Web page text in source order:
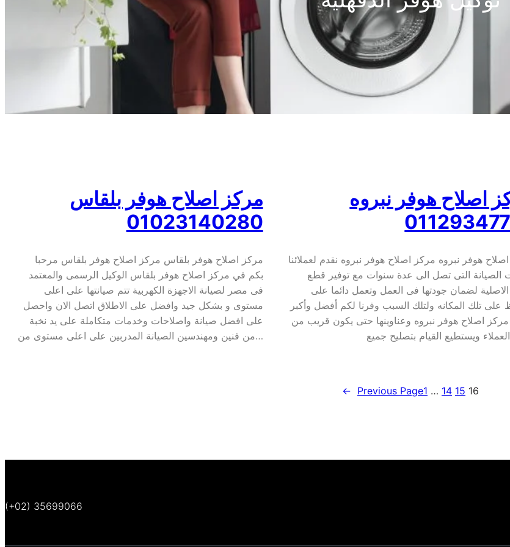
مركز اصلاح هوفر بلقاس
01023140280
مركز اصلاح هوفر بلقاس مركز اصلاح هوفر بلقاس مرحبا
بكم في مركز اصلاح هوفر بلقاس الوكيل الرسمى والمعتمد
فى مصر لصيانة الاجهزة الكهربية تتم صيانتها على اعلى
مستوى و بشكل جيد وافضل على الاطلاق اتصل الان واحصل
على افضل صيانة واصلاحات وخدمات متكاملة على يد نخبة
من فنين ومهندسين الصيانة المدربين على اعلى مستوى من…
اصلاح هوفر نبروه
هوفر نبروه مركز اصلاح هوفر نبروه نقدم لعملائنا
الصيانة التى تصل الى عدة سنوات مع توفير قطع
الاصلية لضمان جودتها فى العمل وتعمل دائما على
على تلك المكانه ولتلك السبب وفرنا لكم أفضل وأكبر
مركز اصلاح هوفر نبروه وعناوينها حتى يكون قريب من
← Previous Page1 … 14 15 16
(+02) 35699066